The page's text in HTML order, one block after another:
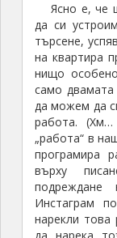
Ясно е, че
да си
търсене,
на квартира
нищо
само
да можем да
работа.
„работа“ в
програмира
върху
Инстаграм
нарекли